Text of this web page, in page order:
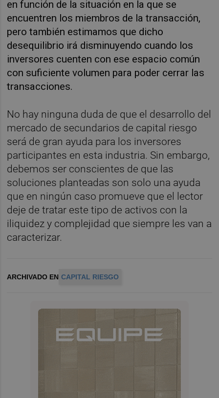
en función de la situación en la que se
encuentren los miembros de la transacción,
pero también estimamos que dicho
desequilibrio irá disminuyendo cuando los
inversores cuenten con ese espacio común
con suficiente volumen para poder cerrar las
transacciones.
No hay ninguna duda de que el desarrollo del
mercado de secundarios de capital riesgo
será de gran ayuda para los inversores
participantes en esta industria. Sin embargo,
debemos ser conscientes de que las
soluciones planteadas son solo una ayuda
que en ningún caso promueve que el lector
deje de tratar este tipo de activos con la
iliquidez y complejidad que siempre les van a
caracterizar.
ARCHIVADO EN CAPITAL RIESGO